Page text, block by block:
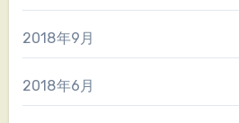
2018年9月
2018年6月